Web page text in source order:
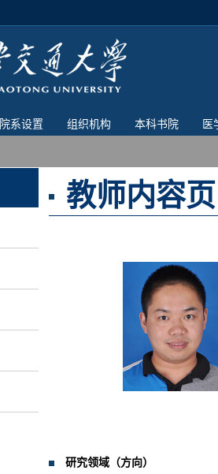
院系设置 组织机构 本科书院 医
教师内容页
研究领域（方向）